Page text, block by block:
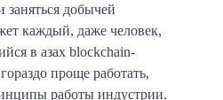
заняться добычей
каждый, даже человек,
в азах blockchain-
проще работать,
работы индустрии.